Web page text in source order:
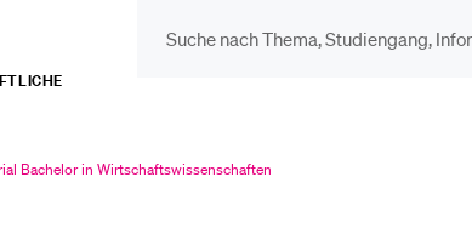
Bachelor in Wirtschaftswissenschaften
Schulklassen und